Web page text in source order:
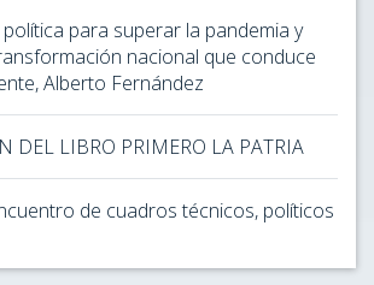
para superar la pandemia y
nacional que conduce
Alberto Fernández
DEL LIBRO PRIMERO LA PATRIA
de cuadros técnicos, políticos